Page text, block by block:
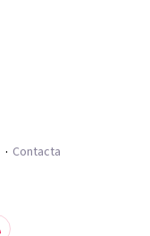
Contacta